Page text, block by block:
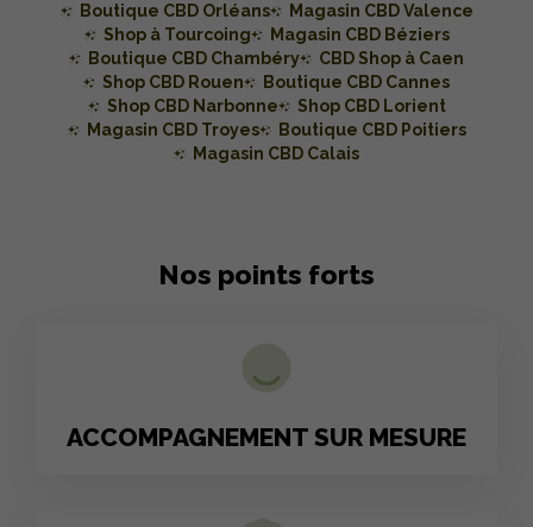
Boutique CBD Orléans
Magasin CBD Valence
Shop à Tourcoing
Magasin CBD Béziers
Boutique CBD Chambéry
CBD Shop à Caen
Shop CBD Rouen
Boutique CBD Cannes
Shop CBD Narbonne
Shop CBD Lorient
Magasin CBD Troyes
Boutique CBD Poitiers
Magasin CBD Calais
Nos points forts
ACCOMPAGNEMENT SUR MESURE